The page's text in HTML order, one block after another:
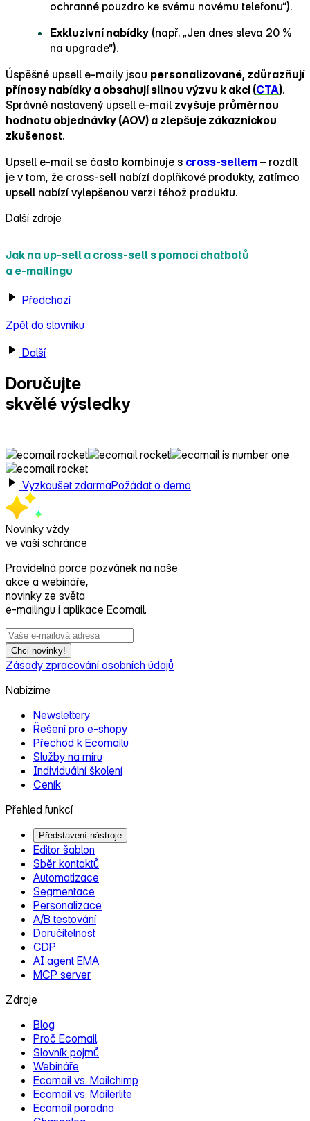
ochranné pouzdro ke svému novému telefonu“).
Exkluzivní nabídky (např. „Jen dnes sleva 20 %
na upgrade“).
Úspěšné upsell e‑maily jsou personalizované, zdůrazňují
přínosy nabídky a obsahují silnou výzvu k akci (CTA).
Správně nastavený upsell e‑mail zvyšuje průměrnou
hodnotu objednávky (AOV) a zlepšuje zákaznickou
zkušenost.
Upsell e‑mail se často kombinuje s cross‑sellem – rozdíl
je v tom, že cross‑sell nabízí doplňkové produkty, zatímco
upsell nabízí vylepšenou verzi téhož produktu.
Další zdroje
Jak na up‑sell a cross‑sell s pomocí chatbotů
a e‑mailingu
Předchozí
Zpět do slovníku
Další
Doručujte
skvělé výsledky
Vyzkoušet zdarmaPožádat o demo
Novinky vždy
ve vaší schránce
Pravidelná porce pozvánek na naše
akce a webináře,
novinky ze světa
e‑mailingu i aplikace Ecomail.
Chci novinky!
Zásady zpracování osobních údajů
Nabízíme
Newslettery
Řešení pro e‑shopy
Přechod k Ecomailu
Služby na míru
Individuální školení
Ceník
Přehled funkcí
Představení nástroje
Editor šablon
Sběr kontaktů
Automatizace
Segmentace
Personalizace
A/B testování
Doručitelnost
CDP
AI agent EMA
MCP server
Zdroje
Blog
Proč Ecomail
Slovník pojmů
Webináře
Ecomail vs. Mailchimp
Ecomail vs. Mailerlite
Ecomail poradna